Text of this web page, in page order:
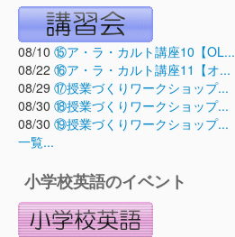
08/10 ⑮ア・ラ・カルト講座10【OL...
08/22 ⑯ア・ラ・カルト講座11【オ...
08/29 ⑰授業づくりワークショップ...
08/30 ⑱授業づくりワークショップ...
08/30 ⑲授業づくりワークショップ...
一覧...
小学校英語のイベント